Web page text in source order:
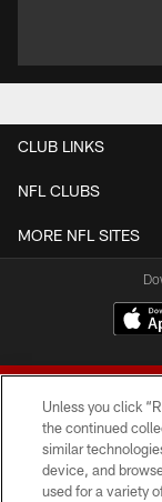
CLUB LINKS
NFL CLUBS
MORE NFL SITES
©
Unless you click
the continued
similar
device, and
used for a variety